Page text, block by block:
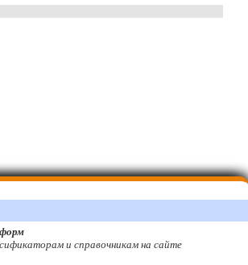
и справочникам на сайте